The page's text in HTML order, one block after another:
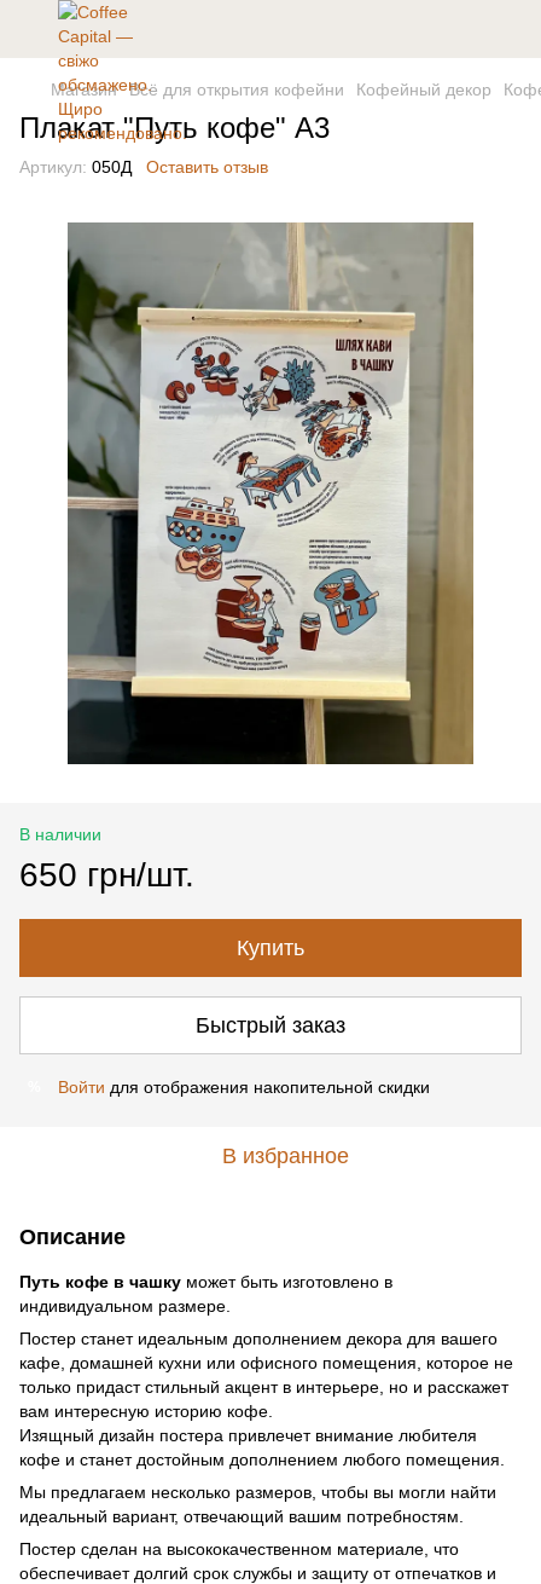
Магазин Всё для открытия кофейни Кофейный декор
Плакат "Путь кофе" А3
Артикул: 050Д Оставить отзыв
В наличии
650 грн/шт.
Купить
Быстрый заказ
Войти для отображения накопительной скидки
В избранное
Описание
Путь кофе в чашку может быть изготовлено в
индивидуальном размере.
Постер станет идеальным дополнением декора для вашего
кафе, домашней кухни или офисного помещения, которое не
только придаст стильный акцент в интерьере, но и расскажет
вам интересную историю кофе.
Изящный дизайн постера привлечет внимание любителя
кофе и станет достойным дополнением любого помещения.
Мы предлагаем несколько размеров, чтобы вы могли найти
идеальный вариант, отвечающий вашим потребностям.
Постер сделан на высококачественном материале, что
обеспечивает долгий срок службы и защиту от отпечатков и